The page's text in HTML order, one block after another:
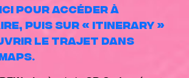
pour accéder à
puis sur « Itinerary »
le trajet dans